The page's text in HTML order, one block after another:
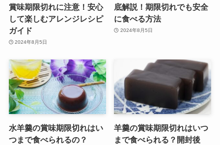
賞味期限切れに注意！安心
して楽しむアレンジレシピ
ガイド
2024年8月5日
底解説！期限切れでも安全
に食べる方法
2024年8月5日
水羊羹の賞味期限切れはい
つまで食べられるの？
羊羹の賞味期限切れはいつ
まで食べられる？開封後